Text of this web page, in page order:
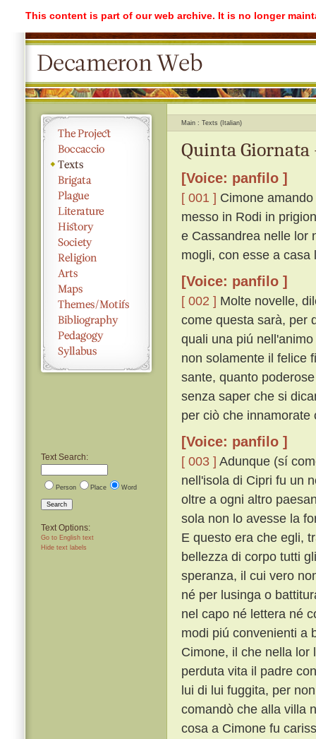
This content is part of our web archive. It is no longer
Text Search:
Person Place Word
Search
Text Options:
Go to English text
Hide text labels
Main Texts (Italian)
Quinta
[Voice: panfilo ]
[ 001 ] Cimone
messo in Rodi in
e Cassandrea nelle lor
mogli, con esse a casa
[Voice: panfilo ]
[ 002 ] Molte novelle,
come questa sarà, per
quali una piú
non solamente il felice
sante, quanto
senza saper che si
per ciò che
[Voice: panfilo ]
[ 003 ] Adunque (sí
nell'isola di Cipri fu un
oltre a ogni altro
sola non lo avesse la
E questo era che egli,
bellezza di corpo tutti
speranza, il cui vero
né per lusinga o
nel capo né lettera né
modi piú convenienti a
Cimone, il che nella
perduta vita il padre
lui di lui fuggita, per
comandò che alla villa
cosa a Cimone fu